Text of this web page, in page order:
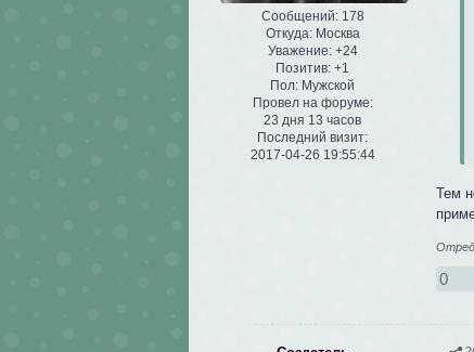
Сообщений:178
Откуда:Москва
Уважение: +24
Позитив: +1
Пол: Мужской
Провел на форуме:
23 дня 13 часов
Последний визит:
2017-04-26 19:55:44
Тем
0